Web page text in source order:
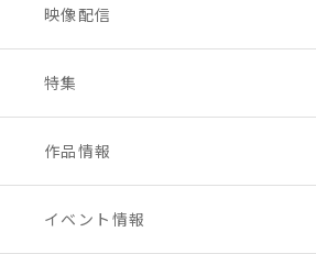
映像配信
特集
作品情報
イベント情報